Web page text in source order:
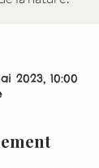
2023, 10:00